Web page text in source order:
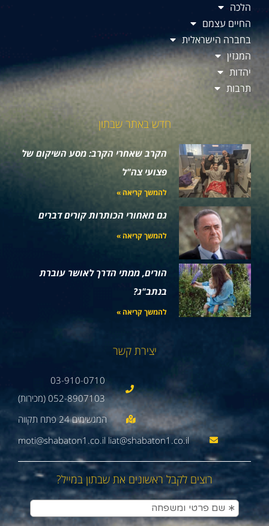
הלכה
החיים עצמם
בחברה הישראלית
המגזין
יהדות
תרבות
חדש באתר שבתון
הקרב שאחרי הקרב: מסע השיקום של
פצועי צה"ל
להמשך קריאה »
גם מאחורי הכותרות קורים דברים
להמשך קריאה »
הורים, ממתי הדרך לאושר עוברת
בנתב"ג?
להמשך קריאה »
יצירת קשר
03-910-0710
052-8907103 (מכירות)
moti@shabaton1.co.il liat@shabaton1.co.il
רוצים לקבל ראשונים את שבתון במייל?